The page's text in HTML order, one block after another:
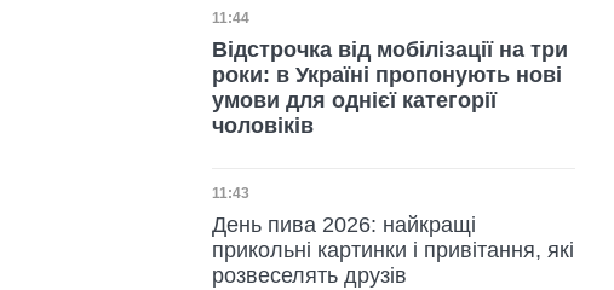
Дата публікації
11:44
Відстрочка від мобілізації на три
роки: в Україні пропонують нові
умови для однієї категорії
чоловіків
Дата публікації
11:43
День пива 2026: найкращі
прикольні картинки і привітання, які
розвеселять друзів